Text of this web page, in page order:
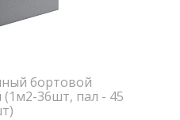
бортовой
36шт, пал - 45